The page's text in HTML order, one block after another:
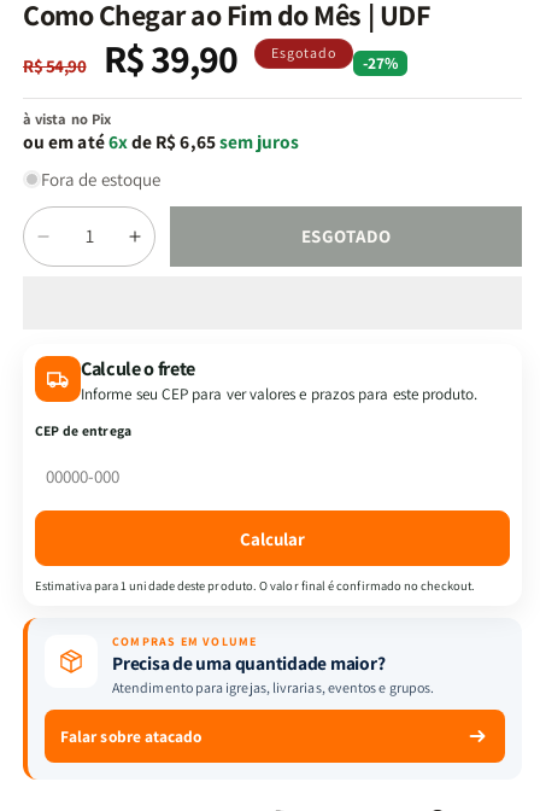
janela
Como Chegar ao Fim do Mês | UDF
Preço
normal
R$ 54,90
Preço
promocional
R$ 39,90 Esgotado -27%
à vista no Pix
ou em até6xde R$ 6,65sem juros
Fora de estoque
Quantidade
Diminuir
a
Chegar
ao
Fim
Mês
Aumentar
a
Chegar
ao
ESGOTADO
Calcule o frete
Informe seu CEP para ver valores e prazos para este produto.
CEP de entrega
Calcular
Estimativa para 1 unidade deste produto. O valor final é confirmado no checkout.
COMPRAS EM VOLUME
Precisa de uma quantidade maior?
Atendimento para igrejas, livrarias, eventos e grupos.
Falar sobre atacado